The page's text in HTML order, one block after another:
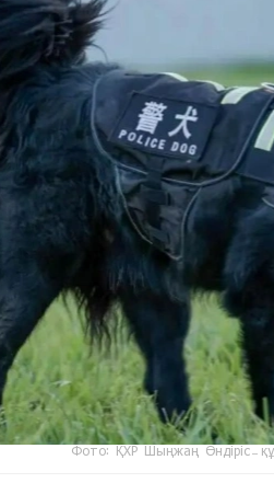
Фото: ҚХР Шыңжаң Өндіріс-